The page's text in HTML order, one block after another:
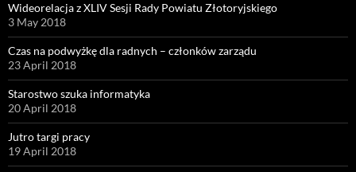
Wideorelacja z XLIV Sesji Rady Powiatu Złotoryjskiego
3 May 2018
Czas na podwyżkę dla radnych – członków zarządu
23 April 2018
Starostwo szuka informatyka
20 April 2018
Jutro targi pracy
19 April 2018